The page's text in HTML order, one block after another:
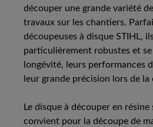
découper une grande variété
travaux sur les chantiers.
découpeuses à disque STIHL,
particulièrement robustes et
longévité, leurs performances
leur grande précision lors de la
Le disque à découper en
convient pour la découpe de